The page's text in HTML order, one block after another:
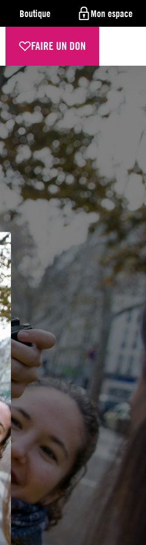
Boutique Mon espace
FAIRE UN DON